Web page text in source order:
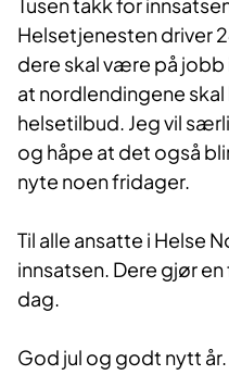
Helsetjenesten driver
dere skal være på
at nordlendingene
helsetilbud. Jeg vil
og håpe at det også
nyte noen fridager.
Til alle ansatte i Helse
innsatsen. Dere gjør
dag.
God jul og godt nytt år.